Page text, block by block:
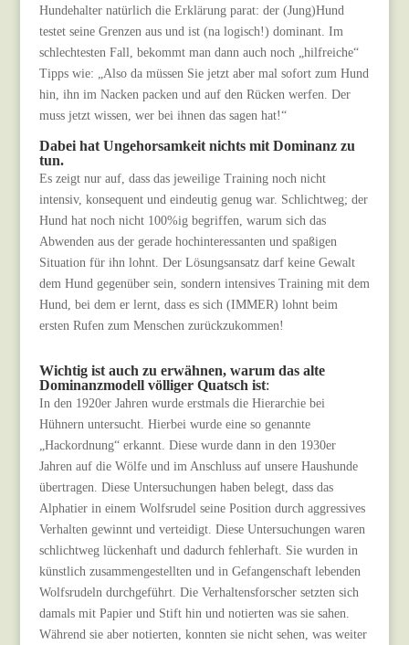
Hundehalter natürlich die Erklärung parat: der (Jung)Hund
testet seine Grenzen aus und ist (na logisch!) dominant. Im
schlechtesten Fall, bekommt man dann auch noch „hilfreiche“
Tipps wie: „Also da müssen Sie jetzt aber mal sofort zum Hund
hin, ihn im Nacken packen und auf den Rücken werfen. Der
muss jetzt wissen, wer bei ihnen das sagen hat!“
Dabei hat Ungehorsamkeit nichts mit Dominanz zu
tun.
Es zeigt nur auf, dass das jeweilige Training noch nicht
intensiv, konsequent und eindeutig genug war. Schlichtweg; der
Hund hat noch nicht 100%ig begriffen, warum sich das
Abwenden aus der gerade hochinteressanten und spaßigen
Situation für ihn lohnt. Der Lösungsansatz darf keine Gewalt
dem Hund gegenüber sein, sondern intensives Training mit dem
Hund, bei dem er lernt, dass es sich (IMMER) lohnt beim
ersten Rufen zum Menschen zurückzukommen!
Wichtig ist auch zu erwähnen, warum das alte
Dominanzmodell völliger Quatsch ist:
In den 1920er Jahren wurde erstmals die Hierarchie bei
Hühnern untersucht. Hierbei wurde eine so genannte
„Hackordnung“ erkannt. Diese wurde dann in den 1930er
Jahren auf die Wölfe und im Anschluss auf unsere Haushunde
übertragen. Diese Untersuchungen haben belegt, dass das
Alphatier in einem Wolfsrudel seine Position durch aggressives
Verhalten gewinnt und verteidigt. Diese Untersuchungen waren
schlichtweg lückenhaft und dadurch fehlerhaft. Sie wurden in
künstlich zusammengestellten und in Gefangenschaft lebenden
Wolfsrudeln durchgeführt. Die Verhaltensforscher setzten sich
damals mit Papier und Stift hin und notierten was sie sahen.
Während sie aber notierten, konnten sie nicht sehen, was weiter